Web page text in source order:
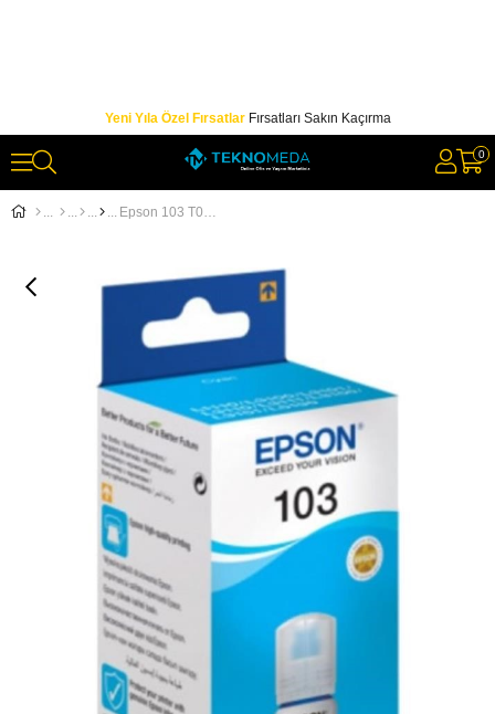
Yeni Yıla Özel FırsatlarFırsatları Sakın Kaçırma
0
Epson 103 T00S24A Ecotank Cam Göbeği Kartuş Ink Bottle